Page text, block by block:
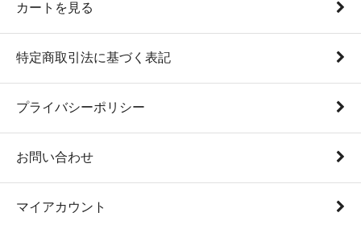
カートを見る
特定商取引法に基づく表記
プライバシーポリシー
お問い合わせ
マイアカウント